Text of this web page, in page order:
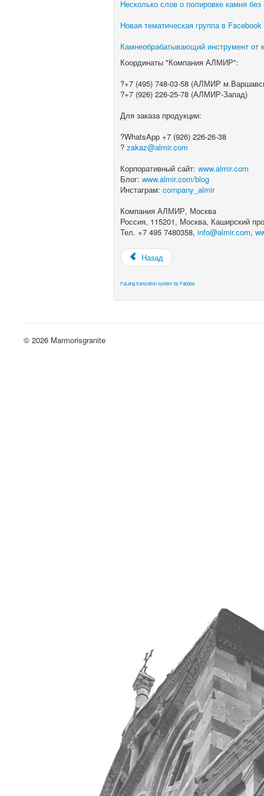
Несколько слов о полировке камня
Новая тематическая группа в
Камнеобрабатывающий инструмент
Координаты "Компания АЛМИР":
?+7 (495) 748-03-58 (АЛМИР
?+7 (926) 226-25-78 (АЛМИР-Запад)
Для заказа продукции:
?WhatsApp +7 (926) 226-26-38
?zakaz@almir.com
Корпоративный сайт:www.almir.com
Блог:www.almir.com/blog
Инстаграм:company_almir
Компания АЛМИР, Москва
Россия, 115201, Москва, Каширский
Тел. +7 495 7480358,info@almir.com,
Назад
FaLang translation system by Faboba
© 2026 Marmorisgranite